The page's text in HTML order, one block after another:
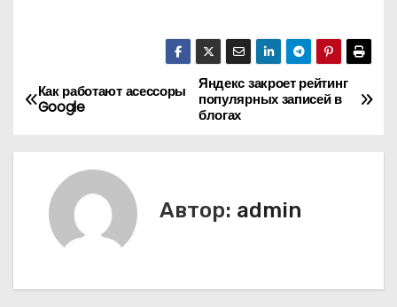
Н
Яндекс закроет рейтинг
популярных записей в
блогах
Как работают асессоры
Google
Автор: admin